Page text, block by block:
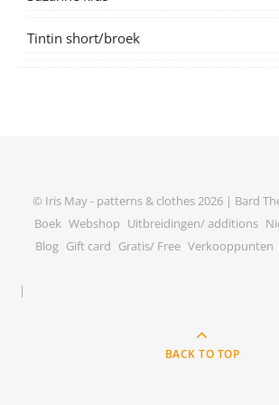
Tintin short/broek
© Iris May - patterns & clothes 2026 | Bard
Boek Webshop Uitbreidingen/ additions
Blog Gift card Gratis/ Free Verkooppunten
BACK TO TOP